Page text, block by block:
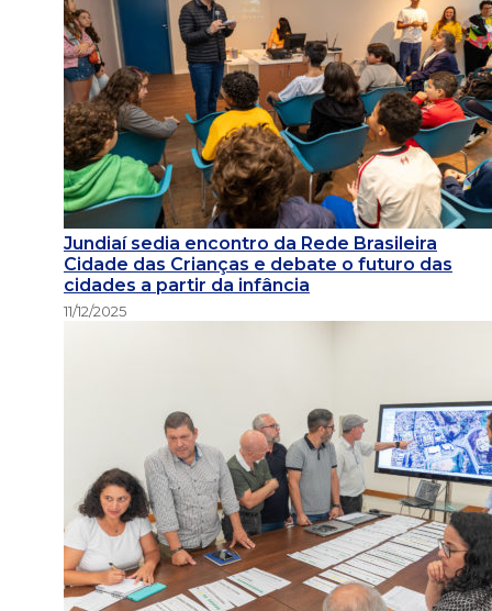
Jundiaí sedia encontro da Rede Brasileira
Cidade das Crianças e debate o futuro das
cidades a partir da infância
11/12/2025